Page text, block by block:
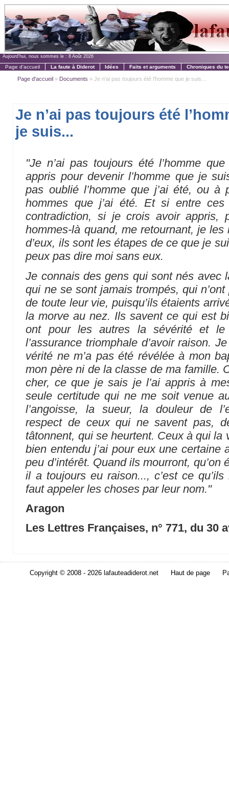
Aujourd'hui, nous sommes le : 8 Août 2026
Page d'accueil La faute à Diderot Idées Faits et arguments Chroniques du
Page d'accueil » Documents » Je n’ai pas toujours été l’homme que je suis...
Je n’ai pas toujours été
je suis...
"Je n’ai pas toujours été l’homme
appris pour devenir l’homme que je
pas oublié l’homme que j’ai été, ou à
hommes que j’ai été. Et si entre
contradiction, si je crois avoir appris,
hommes-là quand, me retournant, je les
d’eux, ils sont les étapes de ce que je
peux pas dire moi sans eux.
Je connais des gens qui sont nés avec
qui ne se sont jamais trompés, qui
de toute leur vie, puisqu’ils étaients
la morve au nez. Ils savent ce qui est
ont pour les autres la sévérité et le
l’assurance triomphale d’avoir raison.
vérité ne m’a pas été révélée à mon
mon père ni de la classe de ma famille.
cher, ce que je sais je l’ai appris à
seule certitude qui ne me soit venue
l’angoisse, la sueur, la douleur de
respect de ceux qui ne savent pas,
tâtonnent, qui se heurtent. Ceux à qui la
bien entendu j’ai pour eux une certaine
peu d’intérêt. Quand ils mourront,
il a toujours eu raison..., c’est ce
faut appeler les choses par leur nom."
Aragon
Les Lettres Françaises, n° 771, du 30
Copyright © 2008 - 2026 lafauteadiderot.net Haut de page